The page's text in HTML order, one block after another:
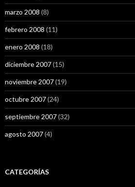
marzo 2008 (8)
febrero 2008 (11)
enero 2008 (18)
diciembre 2007(15)
noviembre 2007(19)
octubre 2007(24)
septiembre 2007(32)
agosto 2007(4)
CATEGORÍAS